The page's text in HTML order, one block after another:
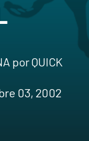
por QUICK
03, 2002